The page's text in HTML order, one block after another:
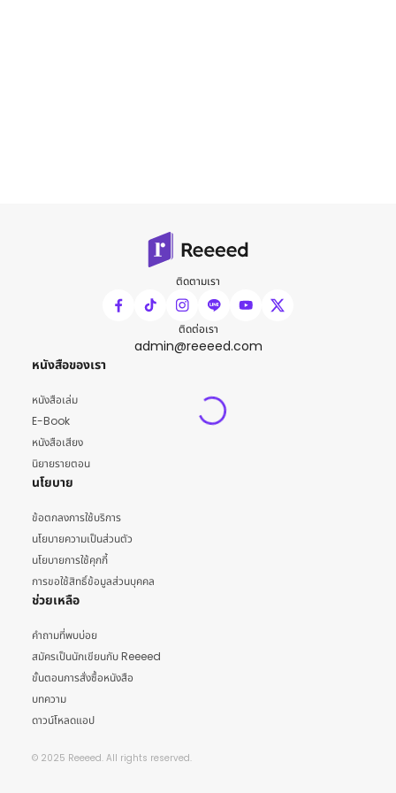
ติดตามเรา
ติดต่อเรา
admin@reeeed.com
หนังสือของเรา
หนังสือเล่ม
E-Book
หนังสือเสียง
นิยายรายตอน
นโยบาย
ข้อตกลงการใช้บริการ
นโยบายความเป็นส่วนตัว
นโยบายการใช้คุกกี้
การขอใช้สิทธิ์ข้อมูลส่วนบุคคล
ช่วยเหลือ
คำถามที่พบบ่อย
สมัครเป็นนักเขียนกับ Reeeed
ขั้นตอนการสั่งซื้อหนังสือ
บทความ
ดาวน์โหลดแอป
© 2025 Reeeed. All rights reserved.